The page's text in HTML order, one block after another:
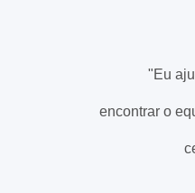
"Eu
encontrar o